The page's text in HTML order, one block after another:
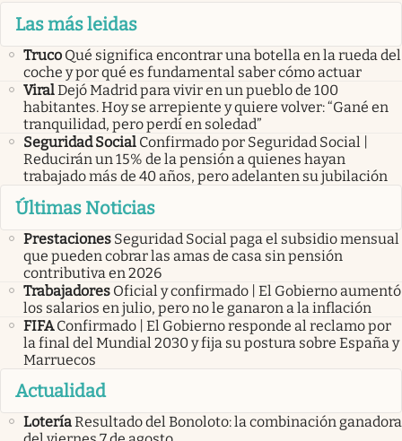
Las más leidas
Truco Qué significa encontrar una botella en la rueda del
coche y por qué es fundamental saber cómo actuar
ViralDejó Madrid para vivir en un pueblo de 100
habitantes. Hoy se arrepiente y quiere volver: “Gané en
tranquilidad, pero perdí en soledad”
Seguridad Social Confirmado por Seguridad Social |
Reducirán un 15% de la pensión a quienes hayan
trabajado más de 40 años, pero adelanten su jubilación
Últimas Noticias
Prestaciones Seguridad Social paga el subsidio mensual
que pueden cobrar las amas de casa sin pensión
contributiva en 2026
Trabajadores Oficial y confirmado | El Gobierno aumentó
los salarios en julio, pero no le ganaron a la inflación
FIFA Confirmado | El Gobierno responde al reclamo por
la final del Mundial 2030 y fija su postura sobre España y
Marruecos
Actualidad
LoteríaResultado del Bonoloto: la combinación ganadora